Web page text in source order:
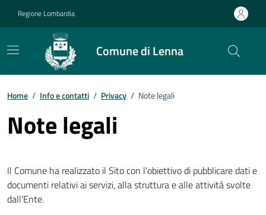
Regione Lombardia
Comune di Lenna
Home / Info e contatti / Privacy / Note legali
Note legali
Il Comune ha realizzato il Sito con l'obiettivo di pubblicare dati e
documenti relativi ai servizi, alla struttura e alle attività svolte
dall'Ente.